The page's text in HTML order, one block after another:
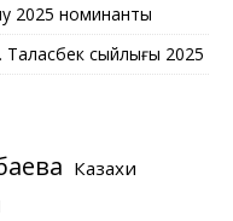
2025 номинанты
сыйлығы 2025
Казахи